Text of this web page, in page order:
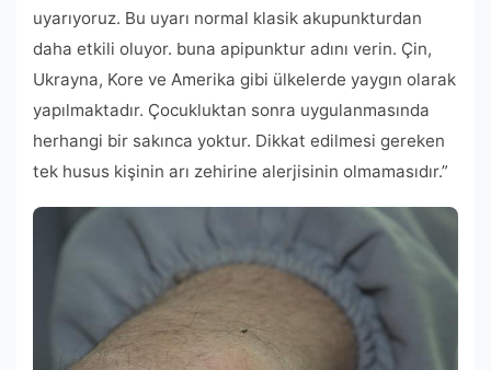
uyarıyoruz. Bu uyarı normal klasik akupunkturdan
daha etkili oluyor. buna apipunktur adını verin. Çin,
Ukrayna, Kore ve Amerika gibi ülkelerde yaygın olarak
yapılmaktadır. Çocukluktan sonra uygulanmasında
herhangi bir sakınca yoktur. Dikkat edilmesi gereken
tek husus kişinin arı zehirine alerjisinin olmamasıdır.”